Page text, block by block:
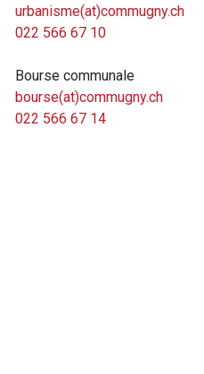
urbanisme(at)commugny.ch
022 566 67 10
Bourse communale
bourse(at)commugny.ch
022 566 67 14